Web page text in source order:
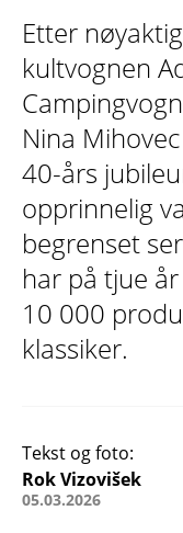
Etter
kultvognen
Nina
40-års
opprinnelig
begrenset
har på tjue
10 000
klassiker.
Tekst og foto:
Rok Vizovišek
05.03.2026